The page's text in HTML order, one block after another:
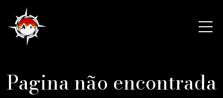
Pagina não encontrada